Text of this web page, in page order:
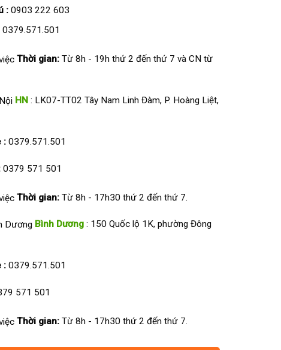
: 0903 222 603
0379.571.501
Thời gian:Từ 8h - 19h thứ 2 đến thứ 7 và CN từ
HN: LK07-TT02 Tây Nam Linh Đàm, P. Hoàng Liệt,
:0379.571.501
0379 571 501
Thời gian:Từ 8h - 17h30 thứ 2 đến thứ 7.
Bình Dương: 150 Quốc lộ 1K, phường Đông
:0379.571.501
571 501
Thời gian:Từ 8h - 17h30 thứ 2 đến thứ 7.